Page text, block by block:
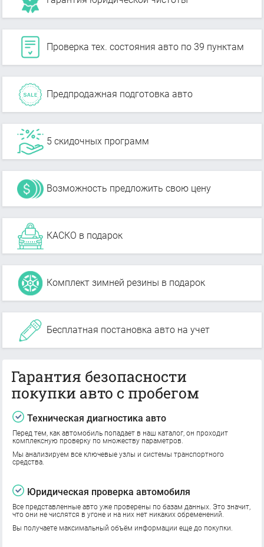
Проверка тех. состояния авто по 39 пунктам
Предпродажная подготовка авто
5 скидочных программ
Возможность предложить свою цену
КАСКО в подарок
Комплект зимней резины в подарок
Бесплатная постановка авто на учет
Гарантия безопасности
покупки авто с пробегом
Техническая диагностика авто
Перед тем, как автомобиль попадает в наш каталог, он проходит
комплексную проверку по множеству параметров.
Мы анализируем все ключевые узлы и системы транспортного
средства.
Юридическая проверка автомобиля
Все представленные авто уже проверены по базам данных. Это значит,
что они не числятся в угоне и на них нет никаких обременений.
Вы получаете максимальный объём информации еще до покупки.